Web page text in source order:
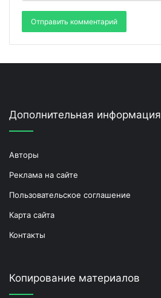
Дополнительная информация
Авторы
Реклама на сайте
Пользовательское соглашение
Карта сайта
Контакты
Копирование материалов